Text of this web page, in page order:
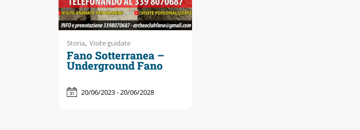
Storia, Visite guidate
Fano Sotterranea –
Underground Fano
20/06/2023 - 20/06/2028